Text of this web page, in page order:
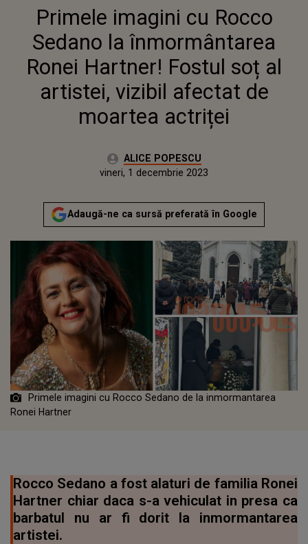
SEDANO LA ÎNMORMÂNTAREA
RONEI HARTNER! FOSTUL SOȚ
AL ARTISTEI, VIZIBIL AFECTAT
DE MOARTEA ACTRIȚEI
Primele imagini cu Rocco
Sedano la înmormântarea
Ronei Hartner! Fostul soț al
artistei, vizibil afectat de
moartea actriței
Autor:ALICE POPESCU
vineri, 1 decembrie 2023Actualizat:
vineri, 1 decembrie 2023
Adaugă-ne ca sursă preferată în Google
Primele imagini cu Rocco Sedano de la inmormantarea
Ronei Hartner
Rocco Sedano a fost alaturi de familia Ronei
Hartner chiar daca s-a vehiculat in presa ca
barbatul nu ar fi dorit la inmormantarea
artistei.